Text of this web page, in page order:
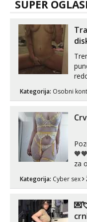
SUPER
Kategorija: Osobni
za
😉
Kategorija: Cyber sex